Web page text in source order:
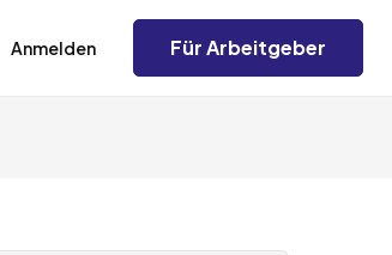
Anmelden Für Arbeitgeber